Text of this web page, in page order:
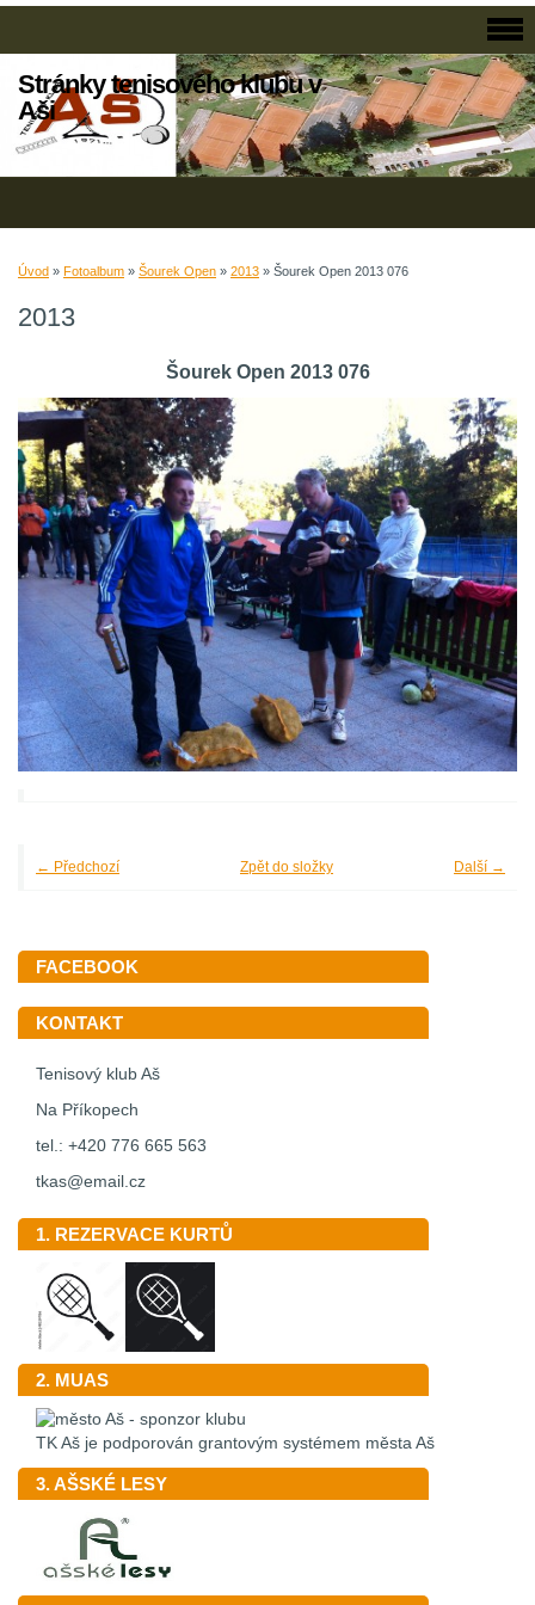
Stránky tenisového klubu v
Aši
Úvod » Fotoalbum » Šourek Open » 2013 » Šourek Open 2013 076
2013
Šourek Open 2013 076
← Předchozí Další →
Zpět do složky
FACEBOOK
KONTAKT
Tenisový klub Aš
Na Příkopech
tel.: +420 776 665 563
tkas@email.cz
1. REZERVACE KURTŮ
2. MUAS
TK Aš je podporován grantovým systémem města Aš
3. AŠSKÉ LESY